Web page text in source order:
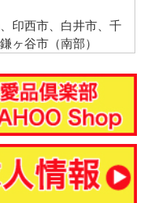
印西市、白井市、千
ヶ谷市（南部）